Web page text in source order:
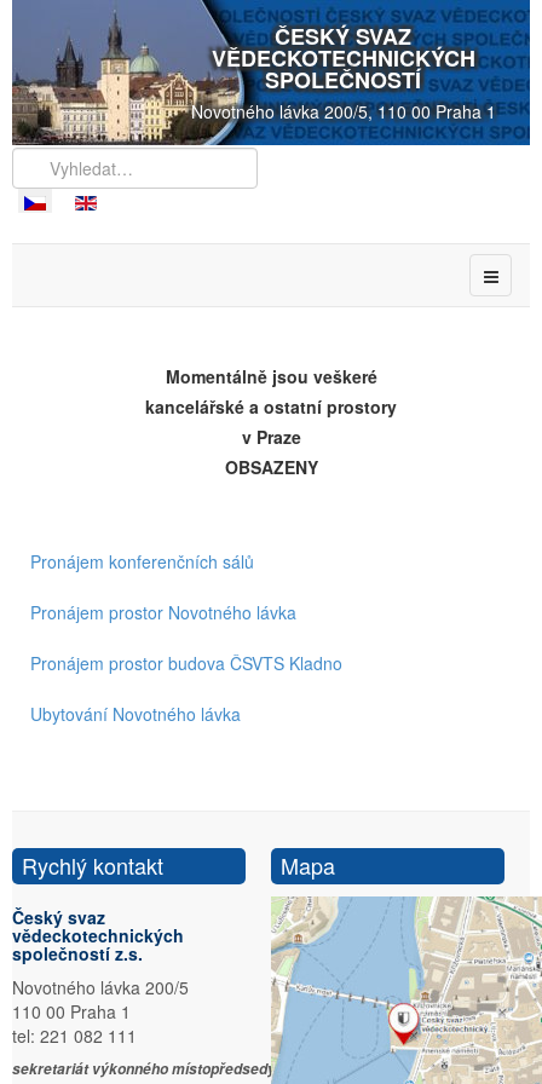
ČESKÝ SVAZ
VĚDECKOTECHNICKÝCH
SPOLEČNOSTÍ
Novotného lávka 200/5, 110 00 Praha 1
Momentálně jsou veškeré
kancelářské a ostatní prostory
v Praze
OBSAZENY
Pronájem konferenčních sálů
Pronájem prostor Novotného lávka
Pronájem prostor budova ČSVTS Kladno
Ubytování Novotného lávka
Rychlý kontakt
Český svaz
vědeckotechnických
společností z.s.
Novotného lávka 200/5
110 00 Praha 1
tel: 221 082 111
sekretariát výkonného místopředsedy:
Mapa